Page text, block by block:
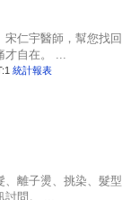
宋仁宇醫師，幫您找回
才自在。 ...
統計報表
、離子燙、挑染、髮型
討問。 ...